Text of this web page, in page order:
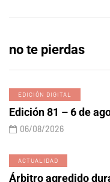
no te pierdas
EDICIÓN DIGITAL
Edición 81 – 6 de
06/08/2026
ACTUALIDAD
Árbitro agredido